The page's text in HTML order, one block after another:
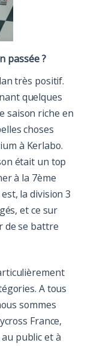
passée ?
très positif.
quelques
saison riche en
choses
à Kerlabo.
était un top
à la 7ème
la division 3
et ce sur
de se battre
A tous
sommes
France,
public et à